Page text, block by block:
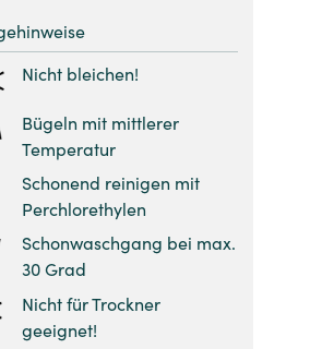
Nicht bleichen!
Bügeln mit mittlerer
Temperatur
Schonend reinigen mit
Perchlorethylen
Schonwaschgang bei max.
30 Grad
Nicht für Trockner
geeignet!